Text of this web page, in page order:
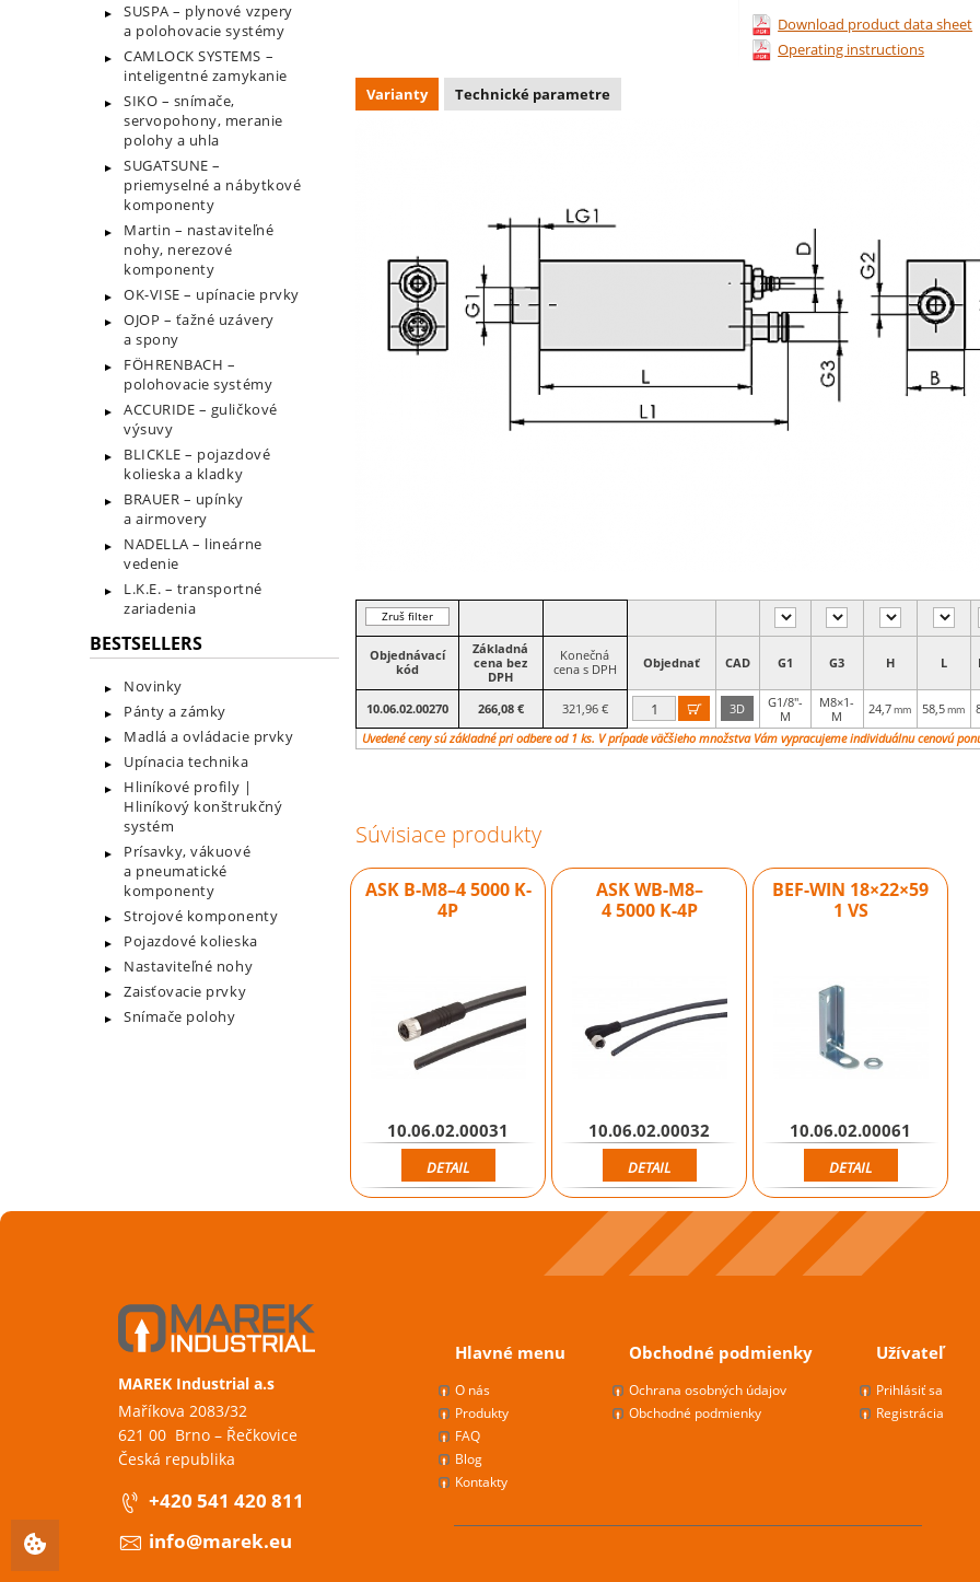
SUSPA – plynové vzpery
a polohovacie systémy
CAMLOCK SYSTEMS –
inteligentné zamykanie
SIKO – snímače,
servopohony, meranie
polohy a uhla
SUGATSUNE –
priemyselné a nábytkové
komponenty
Martin – nastaviteľné
nohy, nerezové
komponenty
OK-VISE – upínacie prvky
OJOP – ťažné uzávery
a spony
FÖHRENBACH –
polohovacie systémy
ACCURIDE – guličkové
výsuvy
BLICKLE – pojazdové
kolieska a kladky
BRAUER – upínky
a airmovery
NADELLA – lineárne
vedenie
L.K.E. – transportné
zariadenia
BESTSELLERS
Novinky
Pánty a zámky
Madlá a ovládacie prvky
Upínacia technika
Hliníkové profily |
Hliníkový konštrukčný
systém
Prísavky, vákuové
a pneumatické
komponenty
Strojové komponenty
Pojazdové kolieska
Nastaviteľné nohy
Zaisťovacie prvky
Snímače polohy
Download product data sheet
Operating instructions
Varianty Technické parametre
Zruš filter
Objednávací
kód
Základná
cena bez
DPH
Konečná
cena s DPH
Objednať CAD G1 G3 H L
10.06.02.00270 266,08 € 321,96 €  3D
G1/8"-
M
M8×1-
M
24,7mm 58,5mm
Uvedené ceny sú základné pri odbere od 1 ks. V prípade väčšieho množstva Vám vypracujeme individuálnu cenovú
Súvisiace produkty
ASK B-M8–4 5000 K-
4P
10.06.02.00031
DETAIL
ASK WB-M8–
4 5000 K-4P
10.06.02.00032
DETAIL
BEF-WIN 18×22×59
1 VS
10.06.02.00061
DETAIL
MAREK Industrial a.s
Maříkova 2083/32
621 00 Brno – Řečkovice
Česká republika
+420 541 420 811
info@marek.eu
Hlavné menu
O nás
Produkty
FAQ
Blog
Kontakty
Obchodné podmienky
Ochrana osobných údajov
Obchodné podmienky
Užívateľ
Prihlásiť sa
Registrácia